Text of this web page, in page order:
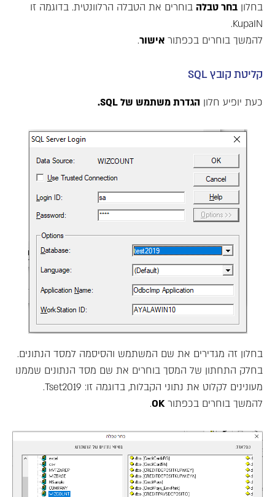
בחלון בחר טבלה בוחרים את הטבלה הרלוונטית. בדוגמה זו
KupaIN.
להמשך בוחרים בכפתור אישור.
קליטת קובץ SQL
כעת יופיע חלון הגדרת משתמש של SQL.
בחלון זה מגדירים את שם המשתמש והסיסמה למסד הנתונים.
בחלק התחתון של המסך בוחרים את שם מסד הנתונים שממנו
מעונינים לקלוט את נתוני הקבלות, בדוגמה זו: Tset2019.
להמשך בוחרים בכפתורOK
.